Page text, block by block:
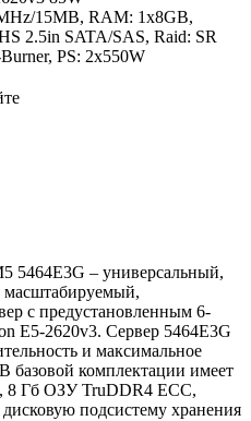
15MB, RAM: 1x8GB,
2.5in SATA/SAS, Raid: SR
PS: 2x550W
5464E3G – универсальный,
с предустановленным 6-
E5-2620v3. Сервер 5464E3G
и максимальное
базовой комплектации имеет
8 Гб ОЗУ TruDDR4 ECC,
подсистему хранения